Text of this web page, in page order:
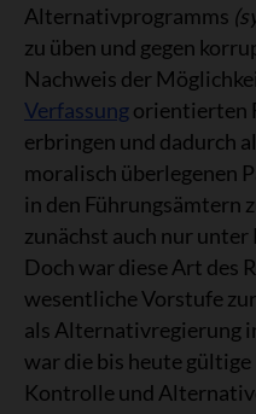
Alternativprogramms
zu üben und gegen
Nachweis der
Verfassungorientierten
erbringen und dadurch
moralisch überlegenen
in den Führungsämtern
zunächst auch nur
Doch war diese Art des
wesentliche Vorstufe
als Alternativregierung
war die bis heute
Kontrolle und